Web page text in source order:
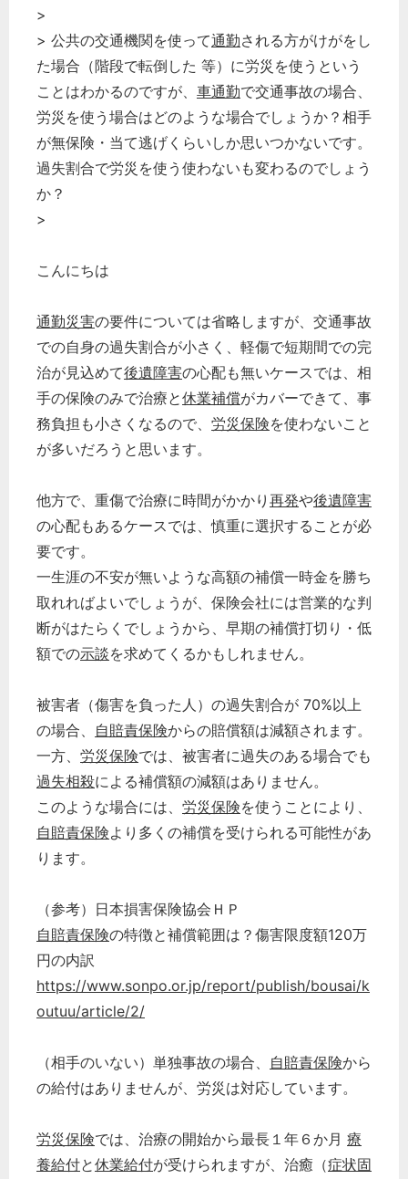
>
> 公共の交通機関を使って通勤される方がけがをし
た場合（階段で転倒した 等）に労災を使うという
ことはわかるのですが、 車通勤で交通事故の場合、
労災を使う場合はどのような場合でしょうか？相手
が無保険・当て逃げくらいしか思いつかないです。
過失割合で労災を使う使わないも変わるのでしょう
か？
>
こんにちは
通勤災害の要件については省略しますが、交通事故
での自身の過失割合が小さく、軽傷で短期間での完
治が見込めて後遺障害の心配も無いケースでは、相
手の保険のみで治療と休業補償がカバーできて、事
務負担も小さくなるので、 労災保険を使わないこと
が多いだろうと思います。
他方で、重傷で治療に時間がかかり 再発や後遺障害
の心配もあるケースでは、慎重に選択することが必
要です。
一生涯の不安が無いような高額の補償一時金を勝ち
取れればよいでしょうが、保険会社には営業的な判
断がはたらくでしょうから、早期の補償打切り・低
額での示談を求めてくるかもしれません。
被害者（傷害を負った人）の過失割合が 70%以上
の場合、 自賠責保険からの賠償額は減額されます。
一方、 労災保険では、被害者に過失のある場合でも
過失相殺による補償額の減額はありません。
このような場合には、 労災保険を使うことにより、
自賠責保険より多くの補償を受けられる可能性があ
ります。
（参考）日本損害保険協会ＨＰ
自賠責保険の特徴と補償範囲は？傷害限度額120万
円の内訳
https://www.sonpo.or.jp/report/publish/bousai/k
outuu/article/2/
（相手のいない）単独事故の場合、 自賠責保険から
の給付はありませんが、労災は対応しています。
労災保険では、治療の開始から最長１年６か月 療
養給付と休業給付が受けられますが、治癒（症状固